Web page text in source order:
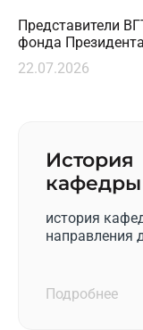
Представители
фонда
22.07.2026
История
история
направления
Подробнее